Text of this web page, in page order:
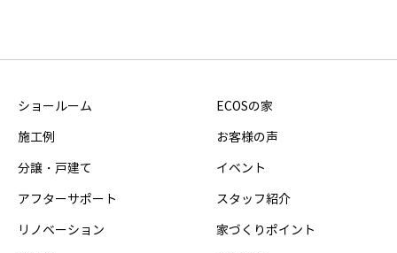
ショールーム ECOSの家
施工例 お客様の声
分譲・戸建て イベント
アフターサポート スタッフ紹介
リノベーション 家づくりポイント